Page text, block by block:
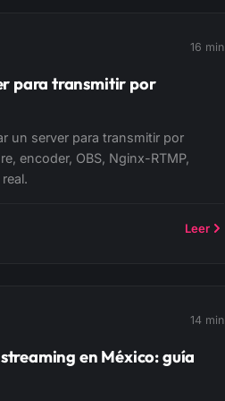
16 min
para transmitir por
un server para transmitir por
encoder, OBS, Nginx-RTMP,
Leer
14 min
en México: guía